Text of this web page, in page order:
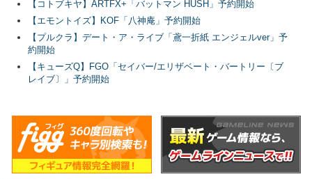
【コトブキヤ】ARTFX+「バットマン HUSH」予約開始
【エモントイズ】KOF「八神庵」予約開始
【プルクラ】デート・ア・ライブ「鳶一折紙 エンジェルver」予
約開始
【キューズQ】FGO「セイバー/エリザベート・バートリー〔ブ
レイブ〕」予約開始